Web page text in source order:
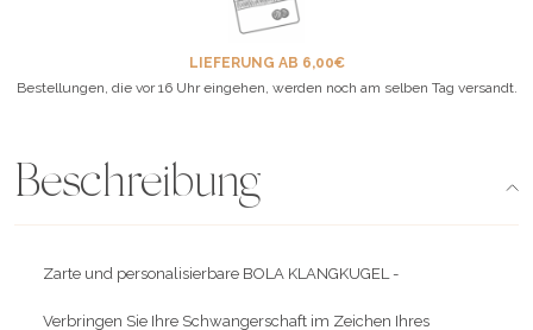
LIEFERUNG AB 6,00€
Bestellungen, die vor 16 Uhr eingehen, werden noch am selben Tag versandt.
Beschreibung
Zarte und personalisierbare BOLA KLANGKUGEL -
Verbringen Sie Ihre Schwangerschaft im Zeichen Ihres